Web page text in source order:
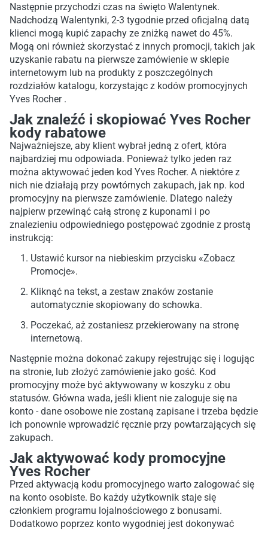
Następnie przychodzi czas na święto Walentynek.
Nadchodzą Walentynki, 2-3 tygodnie przed oficjalną datą
klienci mogą kupić zapachy ze zniżką nawet do 45%.
Mogą oni również skorzystać z innych promocji, takich jak
uzyskanie rabatu na pierwsze zamówienie w sklepie
internetowym lub na produkty z poszczególnych
rozdziałów katalogu, korzystając z kodów promocyjnych
Yves Rocher .
Jak znaleźć i skopiować Yves Rocher
kody rabatowe
Najważniejsze, aby klient wybrał jedną z ofert, która
najbardziej mu odpowiada. Ponieważ tylko jeden raz
można aktywować jeden kod Yves Rocher. A niektóre z
nich nie działają przy powtórnych zakupach, jak np. kod
promocyjny na pierwsze zamówienie. Dlatego należy
najpierw przewinąć całą stronę z kuponami i po
znalezieniu odpowiedniego postępować zgodnie z prostą
instrukcją:
Ustawić kursor na niebieskim przycisku «Zobacz
Promocje».
Kliknąć na tekst, a zestaw znaków zostanie
automatycznie skopiowany do schowka.
Poczekać, aż zostaniesz przekierowany na stronę
internetową.
Następnie można dokonać zakupy rejestrując się i logując
na stronie, lub złożyć zamówienie jako gość. Kod
promocyjny może być aktywowany w koszyku z obu
statusów. Główna wada, jeśli klient nie zaloguje się na
konto - dane osobowe nie zostaną zapisane i trzeba będzie
ich ponownie wprowadzić ręcznie przy powtarzających się
zakupach.
Jak aktywować kody promocyjne
Yves Rocher
Przed aktywacją kodu promocyjnego warto zalogować się
na konto osobiste. Bo każdy użytkownik staje się
członkiem programu lojalnościowego z bonusami.
Dodatkowo poprzez konto wygodniej jest dokonywać